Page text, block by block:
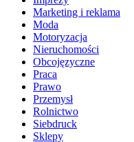
Marketing i reklama
Moda
Motoryzacja
Nieruchomości
Obcojęzyczne
Praca
Prawo
Przemysł
Rolnictwo
Siebdruck
Sklepy